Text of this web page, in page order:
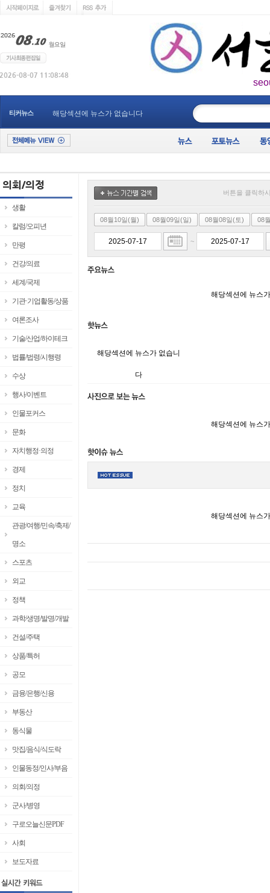
티커뉴스 해당섹션에 뉴스가 없습니다
생활
칼럼/오피년
만평
건강/의료
세계/국제
기관·기업활동/상품
여론조사
기술/산업/하이테크
법률/법령/시행령
수상
행사/이벤트
인물포커스
문화
자치행정·의정
경제
정치
교육
관광/여행/민속/축제/
명소
스포츠
외교
정책
과학/생명/발명/개발
건설/주택
상품/특허
공모
금융/은행/신용
부동산
동식물
맛집/음식/식도락
인물동정/인사/부음
의회/의정
군사/병영
구로오늘신문PDF
사회
보도자료
버튼을 클릭하
08월10일(월) 08월09일(일) 08월08일(토) 08
~
해당섹션에 뉴스
해당섹션에 뉴스가 없습니
다
해당섹션에 뉴스
해당섹션에 뉴스